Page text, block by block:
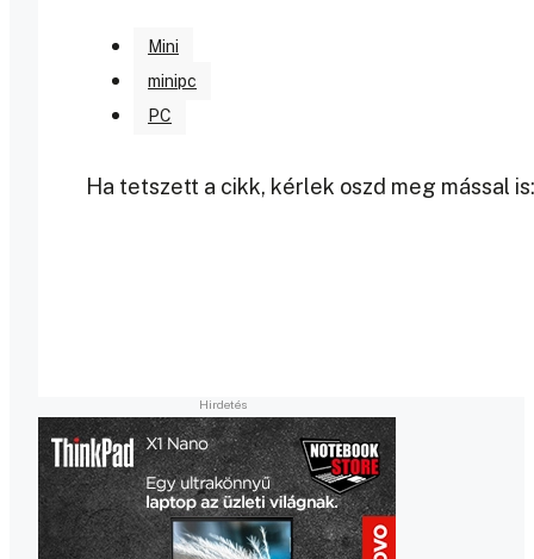
Mini
minipc
PC
Ha tetszett a cikk, kérlek oszd meg mással is: